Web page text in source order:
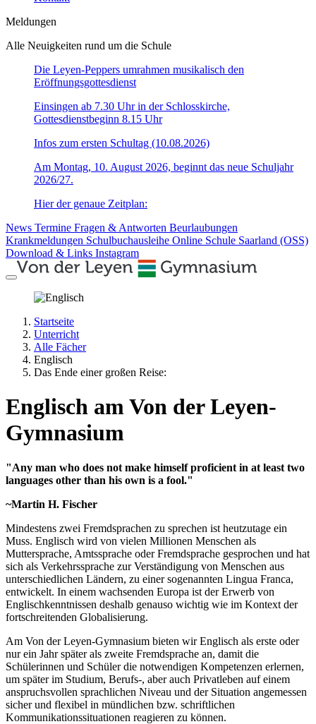
Meldungen
Alle Neuigkeiten rund um die Schule
Die Leyen-Peppers umrahmen musikalisch den
Eröffnungsgottesdienst
Einsingen ab 7.30 Uhr in der Schlosskirche,
Gottesdienstbeginn 8.15 Uhr
Infos zum ersten Schultag (10.08.2026)
Am Montag, 10. August 2026, beginnt das neue Schuljahr
2026/27.
Hier der genaue Zeitplan:
News Termine Fragen & Antworten Beurlaubungen
Krankmeldungen Schulbuchausleihe Online Schule Saarland (OSS)
Download & Links Instagram
Startseite
Unterricht
Alle Fächer
Englisch
Das Ende einer großen Reise:
Englisch am Von der Leyen-
Gymnasium
"Any man who does not make himself proficient in at least two
languages other than his own is a fool."
~Martin H. Fischer
Mindestens zwei Fremdsprachen zu sprechen ist heutzutage ein
Muss. Englisch wird von vielen Millionen Menschen als
Muttersprache, Amtssprache oder Fremdsprache gesprochen und hat
sich als Verkehrssprache zur Verständigung von Menschen aus
unterschiedlichen Ländern, zu einer sogenannten Lingua Franca,
entwickelt. In einem wachsenden Europa ist der Erwerb von
Englischkenntnissen deshalb genauso wichtig wie im Kontext der
fortschreitenden Globalisierung.
Am Von der Leyen-Gymnasium bieten wir Englisch als erste oder
nur ein Jahr später als zweite Fremdsprache an, damit die
Schülerinnen und Schüler die notwendigen Kompetenzen erlernen,
um später im Studium, Berufs-, aber auch Privatleben auf einem
anspruchsvollen sprachlichen Niveau und der Situation angemessen
sicher und flexibel in mündlichen bzw. schriftlichen
Kommunikationssituationen reagieren zu können.